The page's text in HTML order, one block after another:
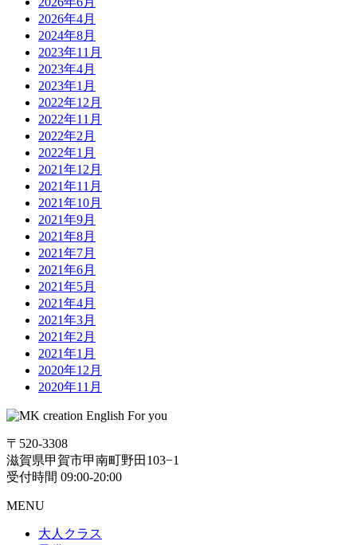
2026年4月
2024年8月
2023年11月
2023年4月
2023年1月
2022年12月
2022年11月
2022年2月
2022年1月
2021年12月
2021年11月
2021年10月
2021年9月
2021年8月
2021年7月
2021年6月
2021年5月
2021年4月
2021年3月
2021年2月
2021年1月
2020年12月
2020年11月
〒520-3308
滋賀県甲賀市甲南町野田103−1
受付時間 09:00-20:00
MENU
大人クラス